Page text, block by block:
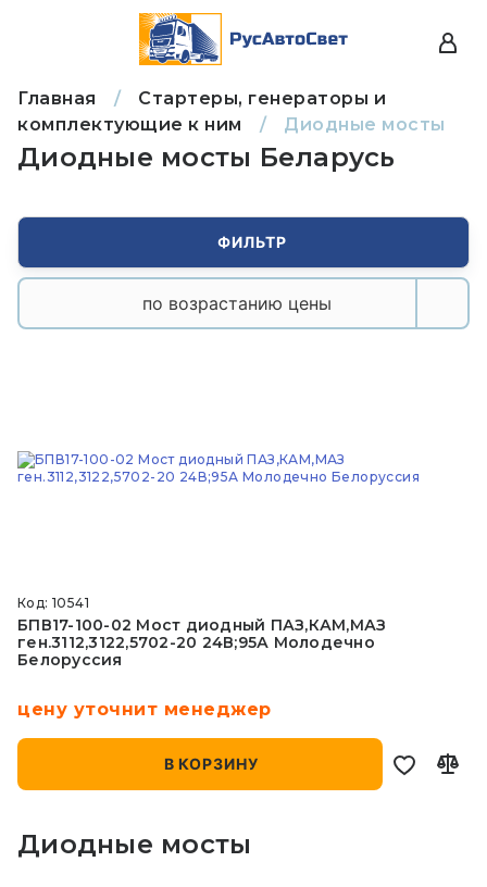
Главная /
Стартеры, генераторы и
комплектующие к ним
/ Диодные мосты
Диодные мосты Беларусь
ФИЛЬТР
по возрастанию цены
Код: 10541
БПВ17-100-02 Мост диодный ПАЗ,КАМ,МАЗ
ген.3112,3122,5702-20 24В;95А Молодечно
Белоруссия
цену уточнит менеджер
В КОРЗИНУ
Диодные мосты